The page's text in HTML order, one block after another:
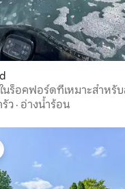
ร็อคฟอร์ดที่เหมาะสำหรับ
ว · อ่างน้ำร้อน